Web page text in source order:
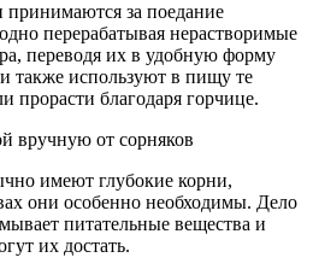
принимаются за поедание
перерабатывая нерастворимые
переводя их в удобную форму
также используют в пищу те
прорасти благодаря горчице.
имеют глубокие корни,
они особенно необходимы. Дело
питательные вещества и
их достать.